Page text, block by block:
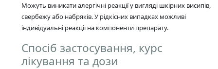
Можуть виникати алергічні реакції у вигляді шкірних висипів,
свербежу або набряків. У рідкісних випадках можливі
індивідуальні реакції на компоненти препарату.
Спосіб застосування, курс
лікування та дози